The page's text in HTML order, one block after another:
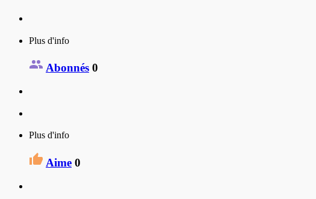
Plus d'info
Abonnés 0
Plus d'info
Aime 0